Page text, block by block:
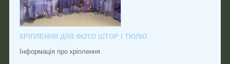
КРІПЛЕННЯ ДЛЯ ФОТО ШТОР І ТЮЛЮ
Інформація про кріплення